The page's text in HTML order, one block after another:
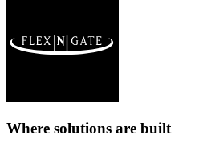
Where solutions are built